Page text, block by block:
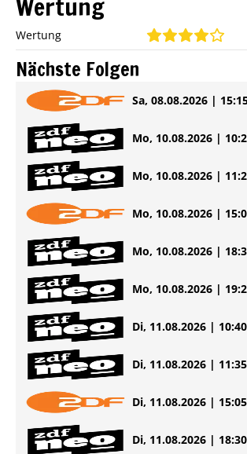
Wertung
Nächste Folgen
Sa, 08.08.2026 |
Mo, 10.08.2026 |
Mo, 10.08.2026 |
Mo, 10.08.2026 |
Mo, 10.08.2026 |
Mo, 10.08.2026 |
Di, 11.08.2026 |
Di, 11.08.2026 |
Di, 11.08.2026 |
Di, 11.08.2026 |